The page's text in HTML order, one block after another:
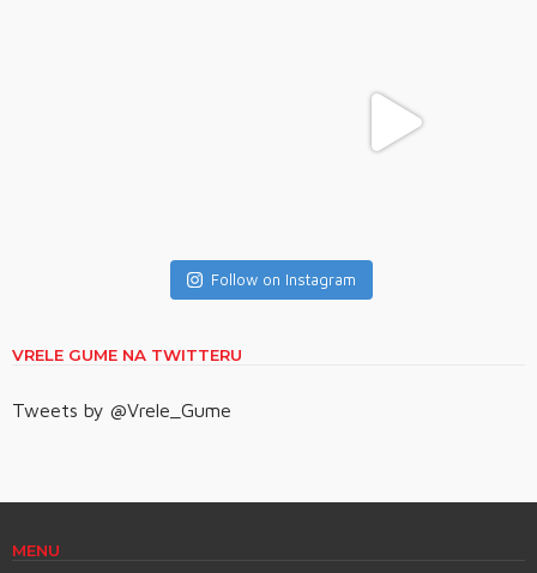
Follow on Instagram
VRELE GUME NA TWITTERU
Tweets by @Vrele_Gume
MENU